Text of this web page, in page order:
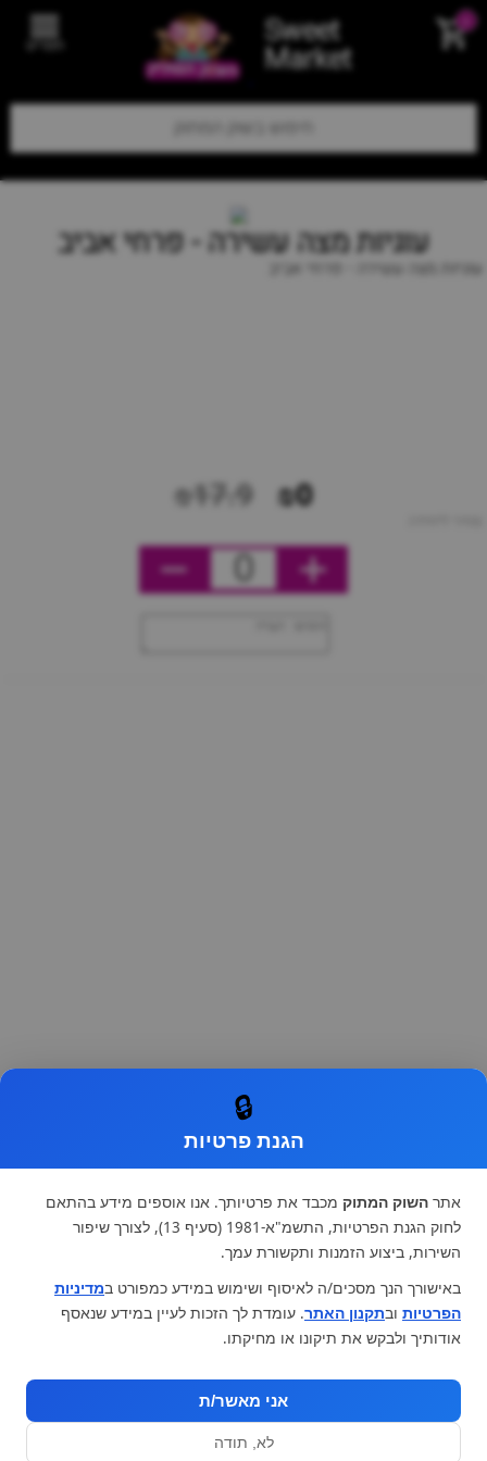
Sweet
Market תפריט
עוגיות מצה עשירה - פרחי אביב
עוגיות מצה עשירה - פרחי אביב
₪0
₪17.9
0
🔒
הגנת פרטיות
אתר השוק המתוק מכבד את פרטיותך. אנו אוספים מידע בהתאם
לחוק הגנת הפרטיות, התשמ"א-1981 (סעיף 13), לצורך שיפור
השירות, ביצוע הזמנות ותקשורת עמך.
באישורך הנך מסכים/ה לאיסוף ושימוש במידע כמפורט במדיניות
הפרטיות ובתקנון האתר. עומדת לך הזכות לעיין במידע שנאסף
אודותיך ולבקש את תיקונו או מחיקתו.
אני מאשר/ת
לא, תודה